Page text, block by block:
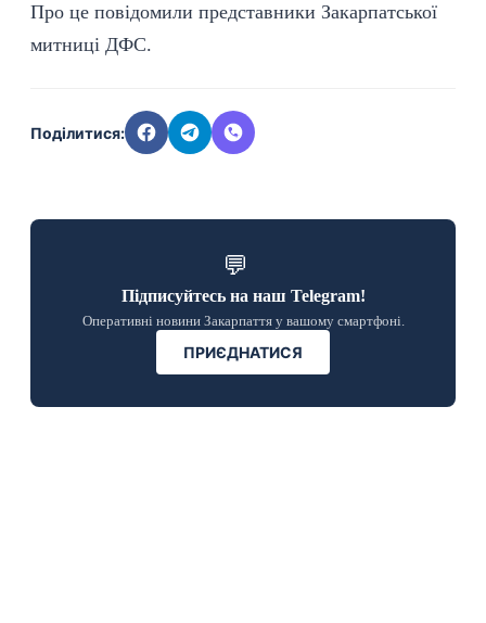
Про це повідомили представники Закарпатської
митниці ДФС.
Поділитися:
💬
Підписуйтесь на наш Telegram!
Оперативні новини Закарпаття у вашому смартфоні.
ПРИЄДНАТИСЯ